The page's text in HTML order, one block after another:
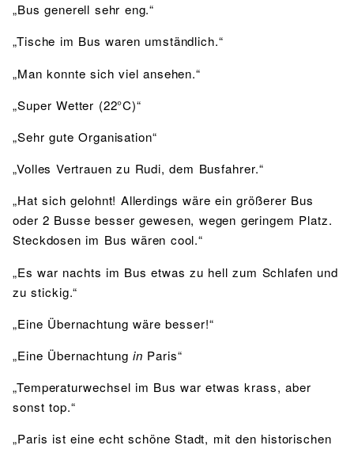
„Bus generell sehr eng.“
„Tische im Bus waren umständlich.“
„Man konnte sich viel ansehen.“
„Super Wetter (22°C)“
„Sehr gute Organisation“
„Volles Vertrauen zu Rudi, dem Busfahrer.“
„Hat sich gelohnt! Allerdings wäre ein größerer Bus
oder 2 Busse besser gewesen, wegen geringem Platz.
Steckdosen im Bus wären cool.“
„Es war nachts im Bus etwas zu hell zum Schlafen und
zu stickig.“
„Eine Übernachtung wäre besser!“
„Eine Übernachtungin Paris“
„Temperaturwechsel im Bus war etwas krass, aber
sonst top.“
„Paris ist eine echt schöne Stadt, mit den historischen